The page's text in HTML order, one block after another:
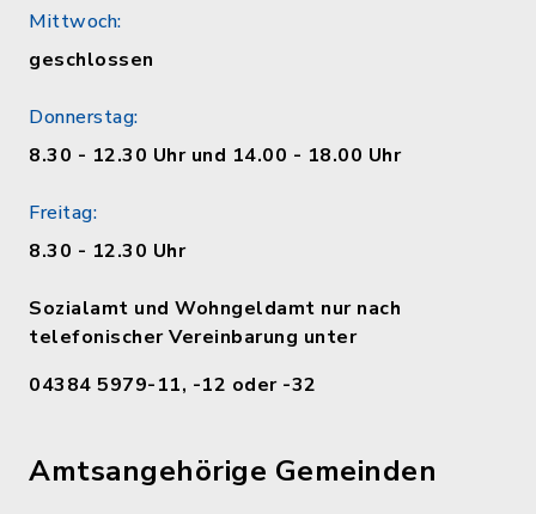
Mittwoch:
geschlossen
Donnerstag:
8.30 - 12.30 Uhr und 14.00 - 18.00 Uhr
Freitag:
8.30 - 12.30 Uhr
Sozialamt und Wohngeldamt nur nach
telefonischer Vereinbarung unter
04384 5979-11, -12 oder -32
Amtsangehörige Gemeinden